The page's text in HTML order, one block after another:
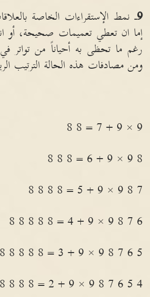
9ـ نمط الإستقراءات الخاصة
إما ان تعطي تعميمات صحيحة، أو
رغم ما تحظى به أحياناً من تواتر في
ومن مصادفات هذه الحالة الترتيب
9 × 9 + 7 = 8 8
8 9 × 9 + 6 = 8 8 8
7 8 9 × 9 + 5 = 8 8 8 8
6 7 8 9 × 9 + 4 = 8 8 8 8 8
5 6 7 8 9 × 9 + 3 = 8 8 8 8 8 8
4 5 6 7 8 9 × 9 + 2 = 8 8 8 8 8 8 8